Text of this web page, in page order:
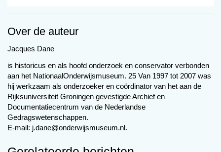
de decennia daarna – heerste er
een angstsfeer rond testbureaus:
cliënten dachten dat psychologen
met ‘röntgenogen’ in hun ‘ziel’
konden kijken
Kritiek
gebruik
Over de auteur
Jacques Dane
is historicus en als hoofd onderzoek en conservator verbonden
aan het NationaalOnderwijsmuseum. 25 Van 1997 tot 2007 was
hij werkzaam als onderzoeker en coördinator van het aan de
Rijksuniversiteit Groningen gevestigde Archief en
Documentatiecentrum van de Nederlandse
Gedragswetenschappen.
E-mail: j.dane@onderwijsmuseum.nl.